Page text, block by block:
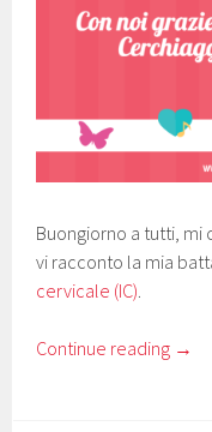
Buongiorno a tutti, mi
vi racconto la mia
cervicale (IC).
Continue reading →